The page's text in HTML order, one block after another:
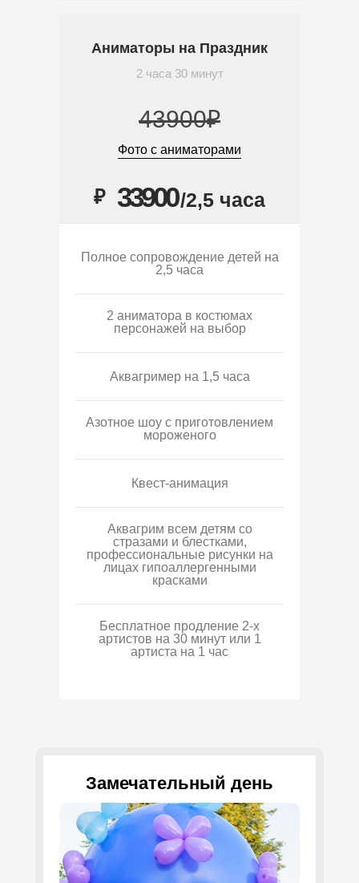
Аниматоры на Праздник
2 часа 30 минут
43900₽
Фото с аниматорами
₽ 33900/2,5 часа
Полное сопровождение детей на
2,5 часа
2 аниматора в костюмах
персонажей на выбор
Аквагример на 1,5 часа
Азотное шоу с приготовлением
мороженого
Квест-анимация
Аквагрим всем детям со
стразами и блестками,
профессиональные рисунки на
лицах гипоаллергенными
красками
Бесплатное продление 2-х
артистов на 30 минут или 1
артиста на 1 час
Замечательный день